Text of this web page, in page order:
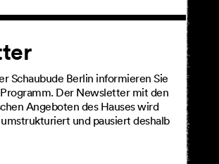
Schaubude Berlin informieren Sie
Der Newsletter mit den
Angeboten des Hauses wird
und pausiert deshalb